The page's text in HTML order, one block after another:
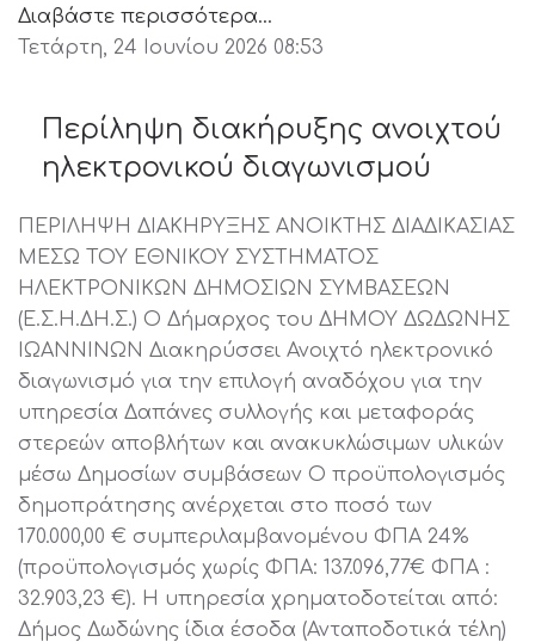
Διαβάστε περισσότερα...
Τετάρτη, 24 Ιουνίου 2026 08:53
Περίληψη διακήρυξης ανοιχτού
ηλεκτρονικού διαγωνισμού
ΠΕΡΙΛΗΨΗ ΔΙΑΚΗΡΥΞΗΣ ΑΝΟΙΚΤΗΣ ΔΙΑΔΙΚΑΣΙΑΣ
ΜΕΣΩ ΤΟΥ ΕΘΝΙΚΟΥ ΣΥΣΤΗΜΑΤΟΣ
ΗΛΕΚΤΡΟΝΙΚΩΝ ΔΗΜΟΣΙΩΝ ΣΥΜΒΑΣΕΩΝ
(Ε.Σ.Η.ΔΗ.Σ.) Ο Δήμαρχος του ΔΗΜΟΥ ΔΩΔΩΝΗΣ
ΙΩΑΝΝΙΝΩΝ Διακηρύσσει Ανοιχτό ηλεκτρονικό
διαγωνισμό για την επιλογή αναδόχου για την
υπηρεσία Δαπάνες συλλογής και μεταφοράς
στερεών αποβλήτων και ανακυκλώσιμων υλικών
μέσω Δημοσίων συμβάσεων Ο προϋπολογισμός
δημοπράτησης ανέρχεται στο ποσό των
170.000,00 € συμπεριλαμβανομένου ΦΠΑ 24%
(προϋπολογισμός χωρίς ΦΠΑ: 137.096,77€ ΦΠΑ :
32.903,23 €). Η υπηρεσία χρηματοδοτείται από:
Δήμος Δωδώνης ίδια έσοδα (Ανταποδοτικά τέλη)